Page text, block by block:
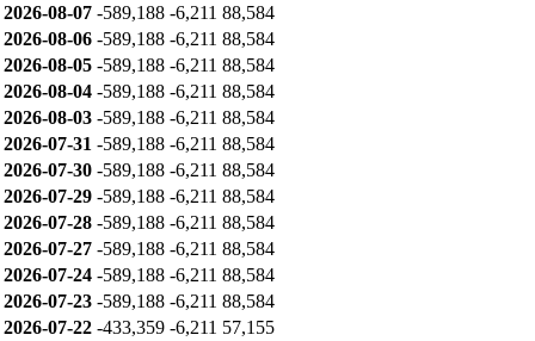
2026-08-07 -589,188 -6,211 88,584
2026-08-06 -589,188 -6,211 88,584
2026-08-05 -589,188 -6,211 88,584
2026-08-04 -589,188 -6,211 88,584
2026-08-03 -589,188 -6,211 88,584
2026-07-31 -589,188 -6,211 88,584
2026-07-30 -589,188 -6,211 88,584
2026-07-29 -589,188 -6,211 88,584
2026-07-28 -589,188 -6,211 88,584
2026-07-27 -589,188 -6,211 88,584
2026-07-24 -589,188 -6,211 88,584
2026-07-23 -589,188 -6,211 88,584
2026-07-22 -433,359 -6,211 57,155